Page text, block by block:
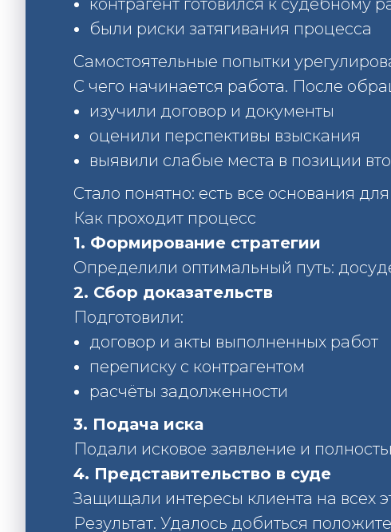
были риски затягивания процесса
Самостоятельные попытки
С чего начинается работа. После
изучили договор и документы
оценили перспективы взыскания
выявили слабые места в позиции
Стало понятно: есть все основания
Как проходит процесс
1. Формирование стратегии
Определили оптимальный путь:
2. Сбор доказательств
Подготовили:
договор и акты выполненных работ
переписку с контрагентом
расчёты задолженности
3. Подача иска
Подали исковое заявление и
4. Представительство в суде
Защищали интересы клиента на всех
Результат. Удалось добиться